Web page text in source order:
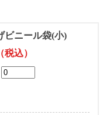
ビニール袋(小)
税込）